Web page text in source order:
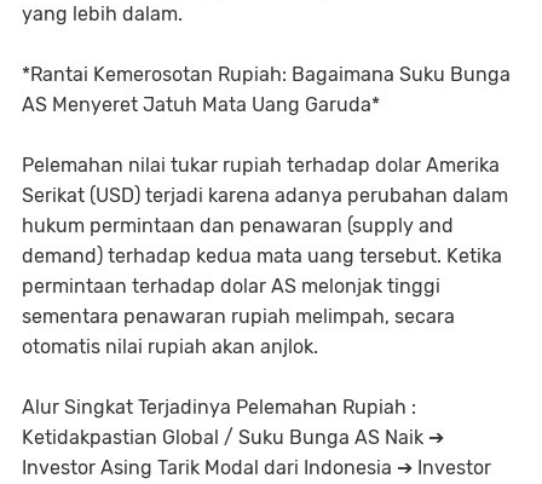
yang lebih dalam.
*Rantai Kemerosotan Rupiah: Bagaimana Suku Bunga
AS Menyeret Jatuh Mata Uang Garuda*
Pelemahan nilai tukar rupiah terhadap dolar Amerika
Serikat (USD) terjadi karena adanya perubahan dalam
hukum permintaan dan penawaran (supply and
demand) terhadap kedua mata uang tersebut. Ketika
permintaan terhadap dolar AS melonjak tinggi
sementara penawaran rupiah melimpah, secara
otomatis nilai rupiah akan anjlok.
Alur Singkat Terjadinya Pelemahan Rupiah :
Ketidakpastian Global / Suku Bunga AS Naik ➔
Investor Asing Tarik Modal dari Indonesia ➔ Investor